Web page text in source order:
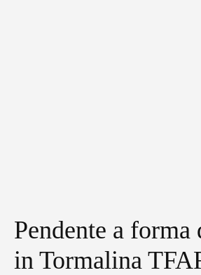
Pendente a
in Tormalina